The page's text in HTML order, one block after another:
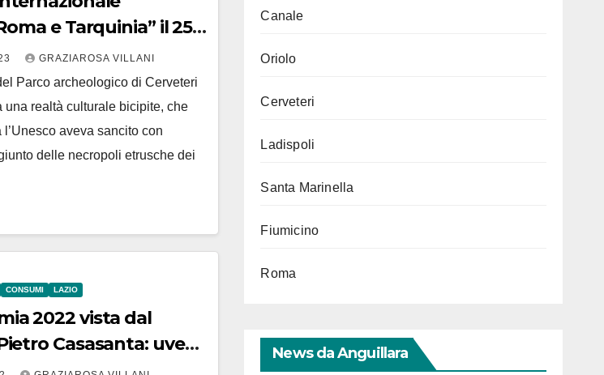
e Tarquinia” il 25-
2023
GRAZIAROSA VILLANI
Parco archeologico di Cerveteri
una realtà culturale bicipite, che
aveva sancito con
delle necropoli etrusche dei
CONSUMI LAZIO
2022 vista dal
Casasanta: uve
di qualità
Canale
Oriolo
Cerveteri
Ladispoli
Santa Marinella
Fiumicino
Roma
News da Anguillara